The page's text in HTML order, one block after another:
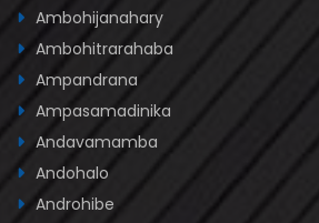
Ambohijanahary
Ambohitrarahaba
Ampandrana
Ampasamadinika
Andavamamba
Andohalo
Androhibe